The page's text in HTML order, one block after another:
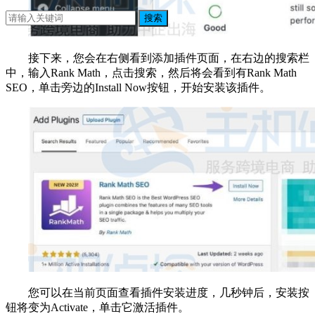
搜索
接下来，您会在右侧看到添加插件页面，在右边的搜索栏
中，输入Rank Math，点击搜索，然后将会看到有Rank Math
SEO，单击旁边的Install Now按钮，开始安装该插件。
您可以在当前页面查看插件安装进度，几秒钟后，安装按
钮将变为Activate，单击它激活插件。